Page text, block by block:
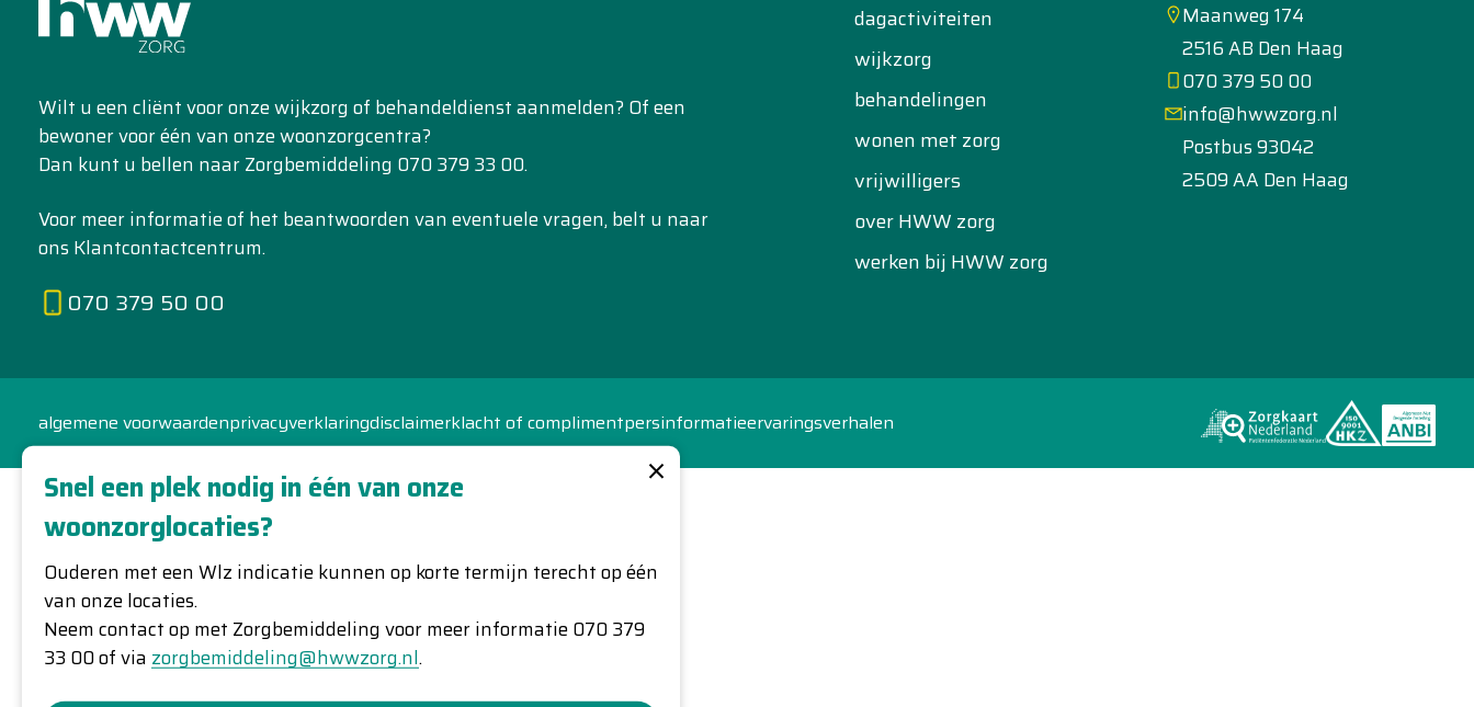
Wilt u een cliënt voor onze wijkzorg of behandeldienst aanmelden? Of een
bewoner voor één van onze woonzorgcentra?
Dan kunt u bellen naar Zorgbemiddeling 070 379 33 00.
Voor meer informatie of het beantwoorden van eventuele vragen, belt u naar
ons Klantcontactcentrum.
070 379 50 00
dagactiviteiten
wijkzorg
behandelingen
wonen met zorg
vrijwilligers
over HWW zorg
werken bij HWW zorg
Maanweg 174
2516 AB Den Haag
070 379 50 00
info@hwwzorg.nl
Postbus 93042
2509 AA Den Haag
algemene voorwaardenprivacyverklaringdisclaimerklacht of complimentpersinformatieervaringsverhalen
×
Snel een plek nodig in één van onze
woonzorglocaties?
Ouderen met een Wlz indicatie kunnen op korte termijn terecht op één
van onze locaties.
Neem contact op met Zorgbemiddeling voor meer informatie 070 379
33 00 of via zorgbemiddeling@hwwzorg.nl.